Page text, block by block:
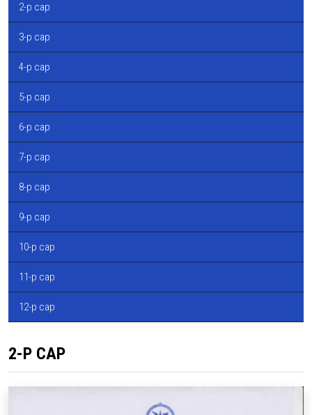
2-р сар
3-р сар
4-р сар
5-р сар
6-р сар
7-р сар
8-р сар
9-р сар
10-р сар
11-р сар
12-р сар
2-Р САР